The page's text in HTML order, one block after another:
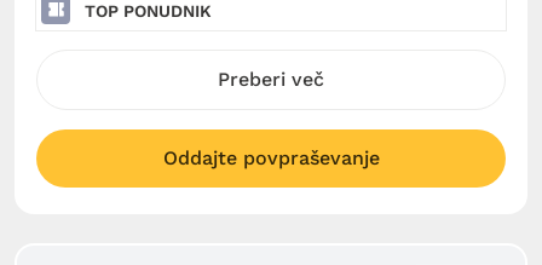
TOP PONUDNIK
Preberi več
Oddajte povpraševanje